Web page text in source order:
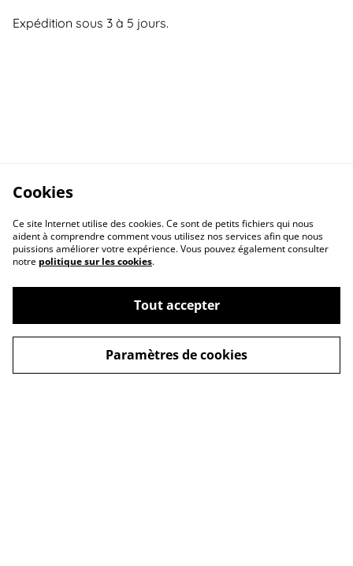
Expédition sous 3 à 5 jours.
Conditions Nous trouver
Cookies
Ce site Internet utilise des cookies. Ce sont de petits fichiers qui nous
aident à comprendre comment vous utilisez nos services afin que nous
puissions améliorer votre expérience. Vous pouvez également consulter
notre politique sur les cookies.
Tout accepter
Paramètres de cookies